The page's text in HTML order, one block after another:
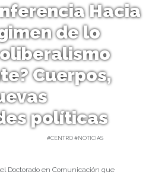
Hacia
de lo
Cuerpos,
políticas
#CENTRO #NOTICIAS
Doctorado en Comunicación que